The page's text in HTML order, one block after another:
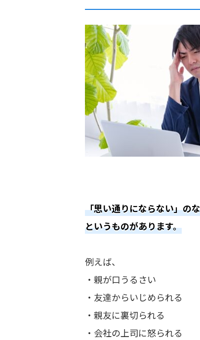
「思い通りにならない」の
というものがあります。
例えば、
・親が口うるさい
・友達からいじめられる
・親友に裏切られる
・会社の上司に怒られる